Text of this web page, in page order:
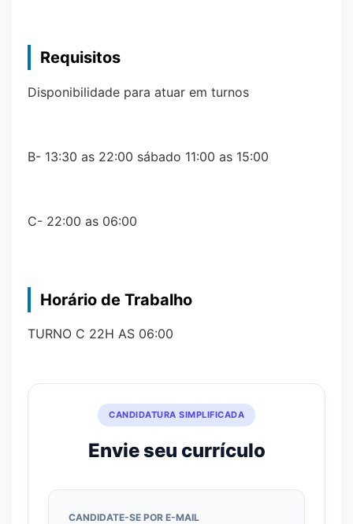
Requisitos
Disponibilidade para atuar em turnos
B- 13:30 as 22:00 sábado 11:00 as 15:00
C- 22:00 as 06:00
Horário de Trabalho
TURNO C 22H AS 06:00
CANDIDATURA SIMPLIFICADA
Envie seu currículo
CANDIDATE-SE POR E-MAIL